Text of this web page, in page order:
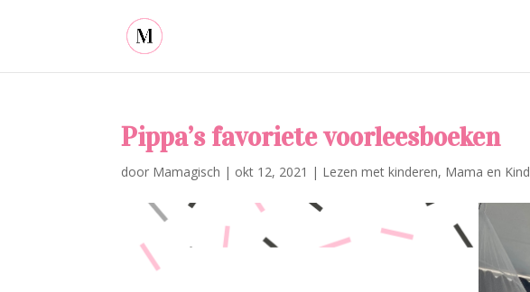
Pippa’s favoriete voorleesboeken
door Mamagisch | okt 12, 2021 | Lezen met kinderen, Mama en Kind